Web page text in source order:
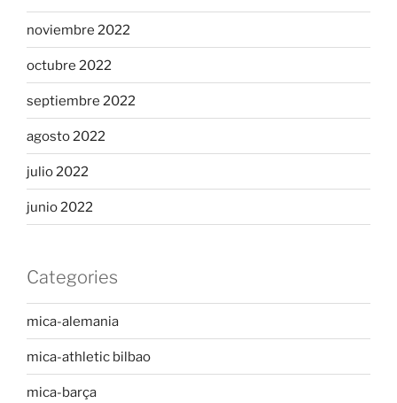
noviembre 2022
octubre 2022
septiembre 2022
agosto 2022
julio 2022
junio 2022
Categories
mica-alemania
mica-athletic bilbao
mica-barça